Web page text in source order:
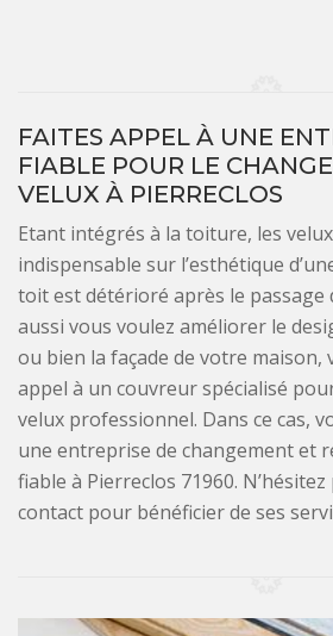
FAITES APPEL À UNE
FIABLE POUR LE
VELUX À PIERRECLOS
Etant intégrés à la toiture, les
indispensable sur l’esthétique
toit est détérioré après le passage
aussi vous voulez améliorer le
ou bien la façade de votre maison,
appel à un couvreur spécialisé
velux professionnel. Dans ce cas,
une entreprise de changement et
fiable à Pierreclos 71960.
contact pour bénéficier de ses